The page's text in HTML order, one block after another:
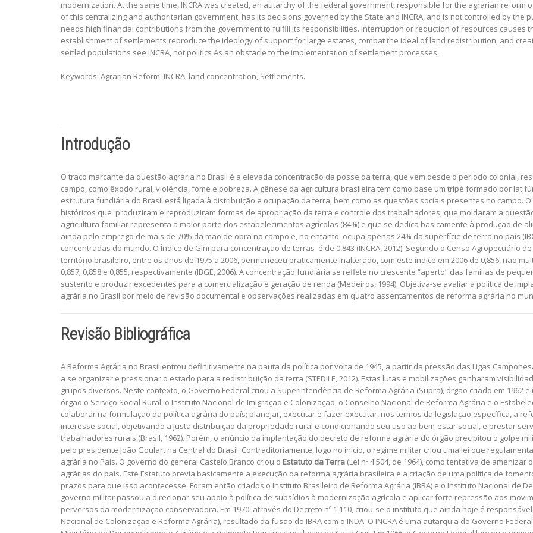
modernization. At the same time, INCRA was created, an autarchy of the federal government, responsible for the agrarian
of this centralizing and authoritarian government, has its decisions governed by the State and INCRA, and is not controlled by the
needs high financial contributions from the government to fulfill its responsibilities. Interruption or reduction of resources causes
establishment of settlements reproduce the ideology of support for large estates, combat the ideal of land redistribution, and
settled populations see INCRA, not politics As an obstacle to the implementation of settlement processes.
Keywords: Agrarian Reform, INCRA, land concentration, Settlements.
Introdução
O traço marcante da questão agrária no Brasil é a elevada concentração da posse da terra, que vem desde o período colonial,
campo, como êxodo rural, violência, fome e pobreza. A gênese da agricultura brasileira tem como base um tripé formado por
estrutura fundiária do Brasil está ligada à distribuição e ocupação da terra, bem como as questões sociais presentes no campo.
históricos que produziram e reproduziram formas de apropriação da terra e controle dos trabalhadores, que moldaram a
agricultura familiar representa a maior parte dos estabelecimentos agrícolas (84%) e que se dedica basicamente à produção de
ainda pelo emprego de mais de 70% da mão de obra no campo e, no entanto, ocupa apenas 24% da superfície de terra no país
concentradas do mundo. O Índice de Gini para concentração de terras é de 0,843 (INCRA, 2012). Segundo o Censo Agropecuário
território brasileiro, entre os anos de 1975 a 2006, permaneceu praticamente inalterado, com este índice em 2006 de 0,856, não
0,857; 0,858 e 0,855, respectivamente (IBGE, 2006). A concentração fundiária se reflete no crescente “aperto” das famílias de
sustento e produzir excedentes para a comercialização e geração de renda (Medeiros, 1994). Objetiva-se avaliar a política de
agrária no Brasil por meio de revisão documental e observações realizadas em quatro assentamentos de reforma agrária no
Revisão Bibliográfica
A Reforma Agrária no Brasil entrou definitivamente na pauta da política por volta de 1945, a partir da pressão das Ligas
a se organizar e pressionar o estado para a redistribuição da terra (STEDILE, 2012). Estas lutas e mobilizações ganharam
grupos diversos. Neste contexto, o Governo Federal criou a Superintendência de Reforma Agrária (Supra), órgão criado em 1962
órgão o Serviço Social Rural, o Instituto Nacional de Imigração e Colonização, o Conselho Nacional de Reforma Agrária e o
colaborar na formulação da política agrária do país; planejar, executar e fazer executar, nos termos da legislação específica, a
interesse social, objetivando a justa distribuição da propriedade rural e condicionando seu uso ao bem-estar social, e prestar
trabalhadores rurais (Brasil, 1962). Porém, o anúncio da implantação do decreto de reforma agrária do órgão precipitou o golpe
pelo presidente João Goulart na Central do Brasil. Contraditoriamente, logo no início, o regime militar criou uma lei que
agrária no País. O governo do general Castelo Branco criou o Estatuto da Terra (Lei nº 4.504, de 1964), como tentativa de
agrárias do país. Este Estatuto previa basicamente a execução da reforma agrária brasileira e a criação de uma política de
prazos para que isso acontecesse. Foram então criados o Instituto Brasileiro de Reforma Agrária (IBRA) e o Instituto Nacional de
governo militar passou a direcionar seu apoio à política de subsídios à modernização agrícola e aplicar forte repressão aos
perversos da modernização conservadora. Em 1970, através do Decreto nº 1.110, criou-se o instituto que ainda hoje é
Nacional de Colonização e Reforma Agrária), resultado da fusão do IBRA com o INDA. O INCRA é uma autarquia do Governo